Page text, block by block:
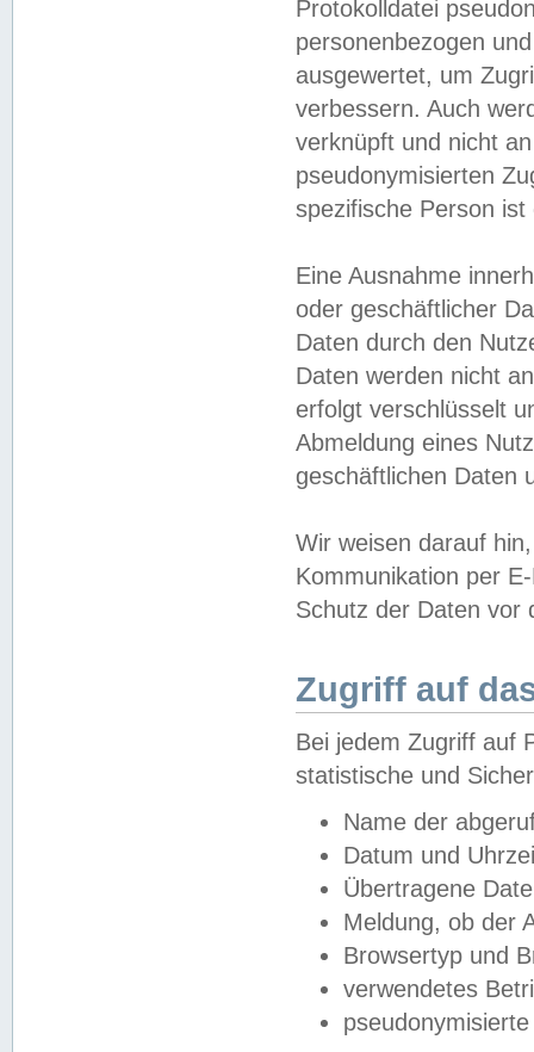
Protokolldatei
personenbezogen
ausgewertet, um
verbessern. Auch
verknüpft und nicht
pseudonymisierten
spezifische Person
Eine Ausnahme
oder geschäftlicher
Daten durch den
Daten werden nicht
erfolgt verschlüsselt
Abmeldung eines
geschäftlichen Daten
Wir weisen darauf
Kommunikation per
Schutz der Daten vor
Zugriff auf
Bei jedem Zugriff auf
statistische und
Name der
Datum und
Übertragene
Meldung, ob der
Browsertyp und
verwendetes